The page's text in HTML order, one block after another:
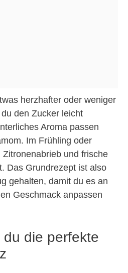
herzhafter oder weniger
den Zucker leicht
Aroma passen
Im Frühling oder
und frische
Das Grundrezept ist also
gehalten, damit du es an
Geschmack anpassen
die perfekte